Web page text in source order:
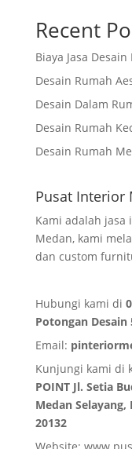
Recent
Biaya Jasa
Desain Rumah
Desain Dalam
Desain Rumah
Desain Rumah
Pusat Interior
Kami adalah
Medan, kami
dan custom
Hubungi kami di
Potongan Desain
Email:
Kunjungi kami di
POINT Jl. Setia
Medan Selayang,
20132